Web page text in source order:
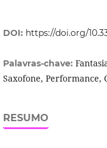
DOI: https://doi.org/
Palavras-chave:
Saxofone, Performance,
RESUMO